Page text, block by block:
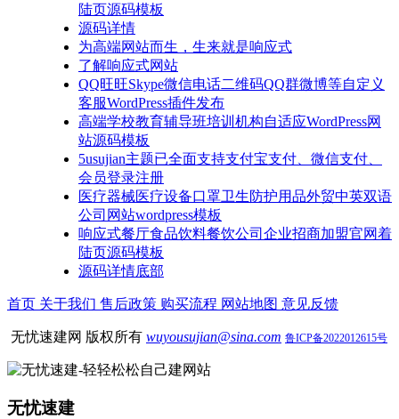
陆页源码模板
源码详情
为高端网站而生，生来就是响应式
了解响应式网站
QQ旺旺Skype微信电话二维码QQ群微博等自定义
客服WordPress插件发布
高端学校教育辅导班培训机构自适应WordPress网
站源码模板
5usujian主题已全面支持支付宝支付、微信支付、
会员登录注册
医疗器械医疗设备口罩卫生防护用品外贸中英双语
公司网站wordpress模板
响应式餐厅食品饮料餐饮公司企业招商加盟官网着
陆页源码模板
源码详情底部
首页 关于我们 售后政策 购买流程 网站地图 意见反馈
无忧速建网 版权所有 wuyousujian@sina.com 鲁ICP备2022012615号
无忧速建